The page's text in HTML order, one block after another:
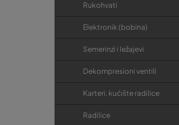
Rukohvati
Elektronik (bobina)
Semerinzi i ležajevi
Dekompresioni ventili
Karteri, kućište radilice
Radilice